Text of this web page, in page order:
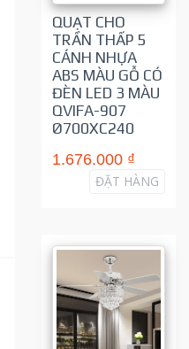
QUẠT CHO
TRẦN THẤP 5
CÁNH NHỰA
ABS MÀU GỖ CÓ
ĐÈN LED 3 MÀU
QVIFA-907
Ø700XC240
1.676.000 ₫
ĐẶT HÀNG